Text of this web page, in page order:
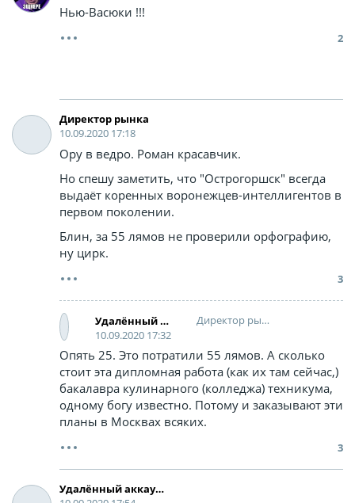
Нью-Васюки !!!
2
Директoр рынка
10.09.2020 17:18
Ору в ведро. Роман красавчик.
Но спешу заметить, что "Острогоршск" всегда
выдаёт коренных воронежцев-интеллигентов в
первом поколении.
Блин, за 55 лямов не проверили орфографию,
ну цирк.
3
Удалённый аккаунт
Директoр рынка
10.09.2020 17:32
Опять 25. Это потратили 55 лямов. А сколько
стоит эта дипломная работа (как их там сейчас,)
бакалавра кулинарного (колледжа) техникума,
одному богу известно. Потому и заказывают эти
планы в Москвах всяких.
3
Удалённый аккаунт